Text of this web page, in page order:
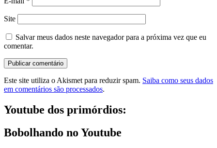
Site
Salvar meus dados neste navegador para a próxima vez que eu
comentar.
Este site utiliza o Akismet para reduzir spam. Saiba como seus dados
em comentários são processados.
Youtube dos primórdios:
Bobolhando no Youtube